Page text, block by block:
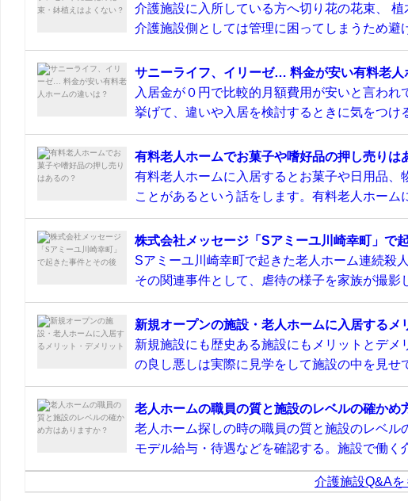
介護施設に入所している方へ切り花の花束、
介護施設側としては管理に困ってしまうため避
サニーライフ、イリーゼ… 料金が安い有料老人
入居金が０円で比較的月額費用が安いと言わ
挙げて、違いや入居を検討するときに気をつけ
有料老人ホームでお菓子や嗜好品の押し売りは
有料老人ホームに入居するとお菓子や日用品
ことがあるという話をします。有料老人ホーム
株式会社メッセージ「Sアミーユ川崎幸町」で
Sアミーユ川崎幸町で起きた老人ホーム連続殺
その関連事件として、虐待の様子を家族が撮影
新規オープンの施設・老人ホームに入居するメ
新規施設にも歴史ある施設にもメリットとデ
の良し悪しは実際に見学をして施設の中を見せ
老人ホームの職員の質と施設のレベルの確かめ
老人ホーム探しの時の職員の質と施設のレベル
モデル給与・待遇などを確認する。施設で働く
介護施設Q&Aを